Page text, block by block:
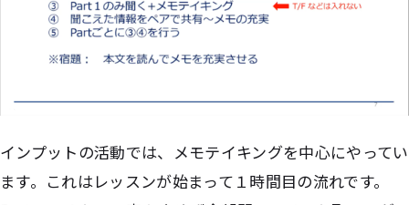
インプットの活動では、メモテイキングを中心にやってい
ます。これはレッスンが始まって１時間目の流れです。